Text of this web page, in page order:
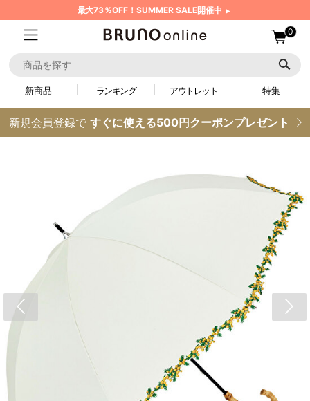
最大73％OFF！SUMMER SALE開催中
0
新商品 ランキング アウトレット 特集
新規会員登録で すぐに使える500円クーポンプレゼント